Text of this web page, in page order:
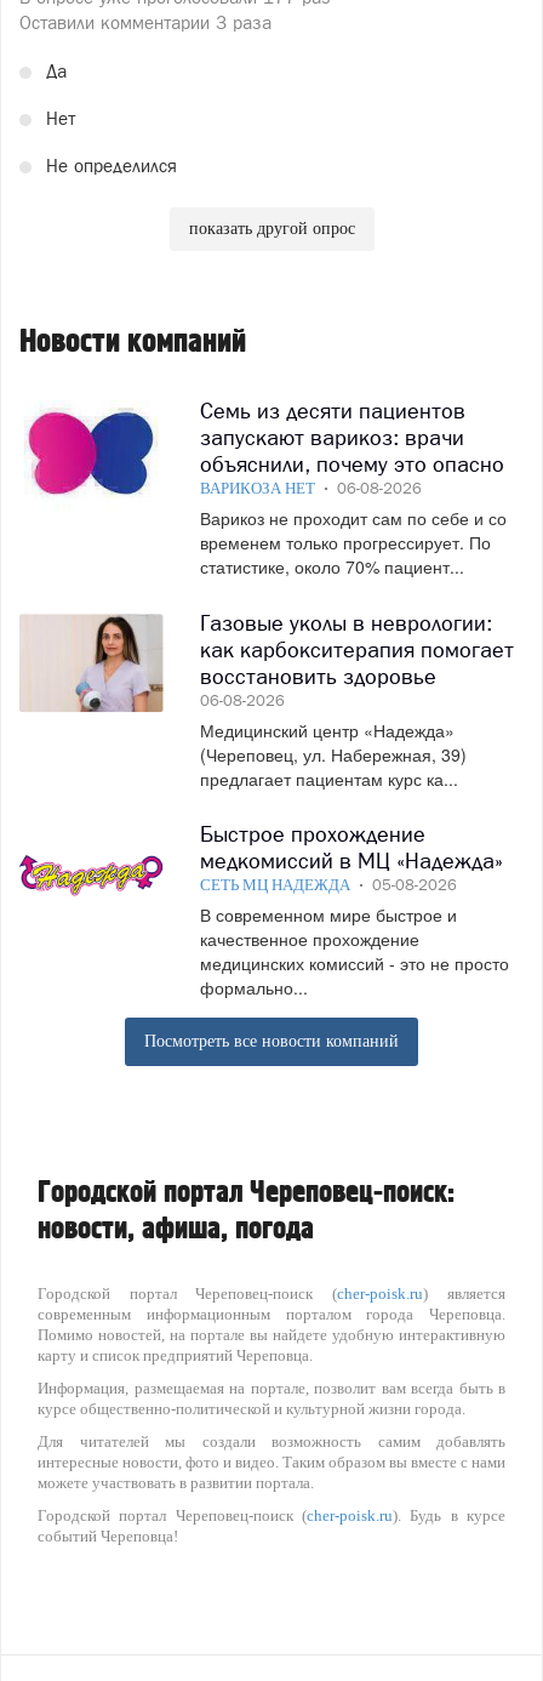
Оставили комментарии 3 раза
Да
Нет
Не определился
показать другой опрос
Новости компаний
Семь из десяти пациентов
запускают варикоз: врачи
объяснили, почему это опасно
ВАРИКОЗА НЕТ 06-08-2026
Варикоз не проходит сам по себе и со
временем только прогрессирует. По
статистике, около 70% пациент...
Газовые уколы в неврологии:
как карбокситерапия помогает
восстановить здоровье
06-08-2026
Медицинский центр «Надежда»
(Череповец, ул. Набережная, 39)
предлагает пациентам курс ка...
Быстрое прохождение
медкомиссий в МЦ «Надежда»
СЕТЬ МЦ НАДЕЖДА 05-08-2026
В современном мире быстрое и
качественное прохождение
медицинских комиссий - это не просто
формально...
Посмотреть все новости компаний
Городской портал Череповец-поиск:
новости, афиша, погода
Городской портал Череповец-поиск (cher-poisk.ru) является
современным информационным порталом города Череповца.
Помимо новостей, на портале вы найдете удобную интерактивную
карту и список предприятий Череповца.
Информация, размещаемая на портале, позволит вам всегда быть в
курсе общественно-политической и культурной жизни города.
Для читателей мы создали возможность самим добавлять
интересные новости, фото и видео. Таким образом вы вместе с нами
можете участвовать в развитии портала.
Городской портал Череповец-поиск (cher-poisk.ru). Будь в курсе
событий Череповца!